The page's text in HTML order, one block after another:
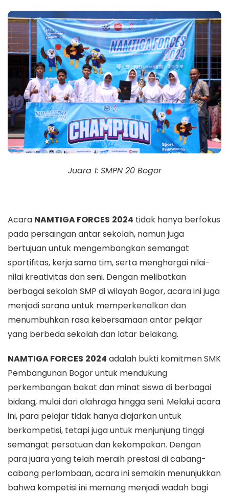
Juara 1: SMPN 20 Bogor
Acara NAMTIGA FORCES 2024 tidak hanya berfokus
pada persaingan antar sekolah, namun juga
bertujuan untuk mengembangkan semangat
sportifitas, kerja sama tim, serta menghargai nilai-
nilai kreativitas dan seni. Dengan melibatkan
berbagai sekolah SMP di wilayah Bogor, acara ini juga
menjadi sarana untuk memperkenalkan dan
menumbuhkan rasa kebersamaan antar pelajar
yang berbeda sekolah dan latar belakang.
NAMTIGA FORCES 2024 adalah bukti komitmen SMK
Pembangunan Bogor untuk mendukung
perkembangan bakat dan minat siswa di berbagai
bidang, mulai dari olahraga hingga seni. Melalui acara
ini, para pelajar tidak hanya diajarkan untuk
berkompetisi, tetapi juga untuk menjunjung tinggi
semangat persatuan dan kekompakan. Dengan
para juara yang telah meraih prestasi di cabang-
cabang perlombaan, acara ini semakin menunjukkan
bahwa kompetisi ini memang menjadi wadah bagi